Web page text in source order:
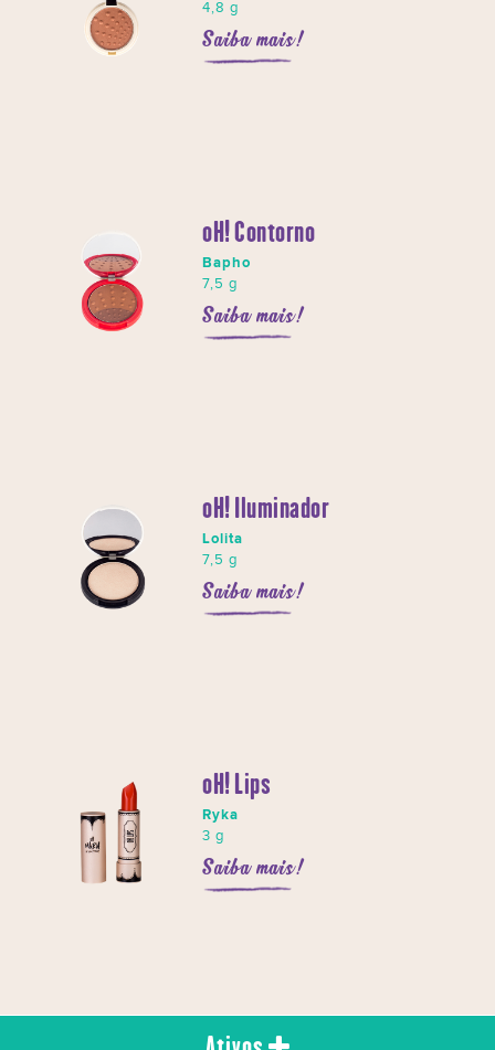
4,8 g
Saiba mais!
oH! Contorno
Bapho
7,5 g
Saiba mais!
oH! Iluminador
Lolita
7,5 g
Saiba mais!
oH! Lips
Ryka
3 g
Saiba mais!